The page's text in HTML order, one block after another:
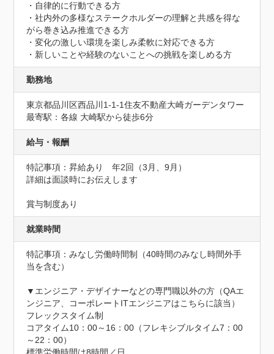
・自律的に行動できる方
・社内外の多様なステークホルダーの理解と共感を得な
がら巻き込み推進できる方
・変化の激しい環境を楽しみ柔軟に対応できる方
・新しいことや経験のないことへの挑戦を楽しめる方
勤務地
東京都品川区西品川1-1-1住友不動産大崎ガーデンタワー
最寄駅：各線 大崎駅から徒歩6分
給与・報酬
特記事項：昇給あり　年2回（3月、9月）
詳細は面談時にお伝えします
賞与制度あり
就業時間
特記事項：みなし労働時間制（40時間のみなし時間外手
当を含む）
▼エンジニア・デザイナーなどの専門職以外の方（QAエ
ンジニア、コーポレートITエンジニアはこちらに該当）
フレックスタイム制
コアタイム10：00～16：00（フレキシブルタイム7：00
～22：00）